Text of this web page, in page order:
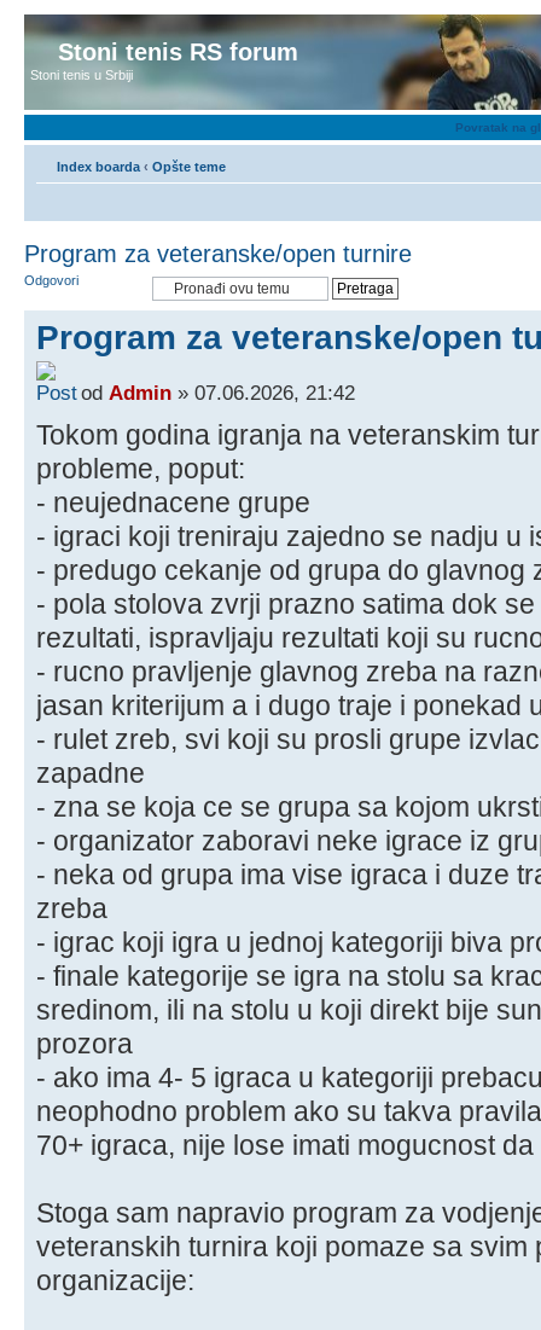
Stoni tenis RS forum
Stoni tenis u Srbiji
Povratak na
Index boarda ‹ Opšte teme
Program za veteranske/open turnire
Odgovori
Program za veteranske/open
od Admin » 07.06.2026, 21:42
Tokom godina igranja na veteranskim
probleme, poput:
- neujednacene grupe
- igraci koji treniraju zajedno se nadju u
- predugo cekanje od grupa do glavnog
- pola stolova zvrji prazno satima dok
rezultati, ispravljaju rezultati koji su
- rucno pravljenje glavnog zreba na
jasan kriterijum a i dugo traje i ponekad
- rulet zreb, svi koji su prosli grupe
zapadne
- zna se koja ce se grupa sa kojom
- organizator zaboravi neke igrace iz
- neka od grupa ima vise igraca i duze
zreba
- igrac koji igra u jednoj kategoriji biva
- finale kategorije se igra na stolu sa
sredinom, ili na stolu u koji direkt bije
prozora
- ako ima 4- 5 igraca u kategoriji
neophodno problem ako su takva
70+ igraca, nije lose imati mogucnost
Stoga sam napravio program za
veteranskih turnira koji pomaze sa svim
organizacije: